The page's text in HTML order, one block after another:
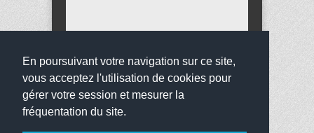
En poursuivant votre navigation sur ce site,
vous acceptez l'utilisation de cookies pour
gérer votre session et mesurer la
fréquentation du site.
Envoyer